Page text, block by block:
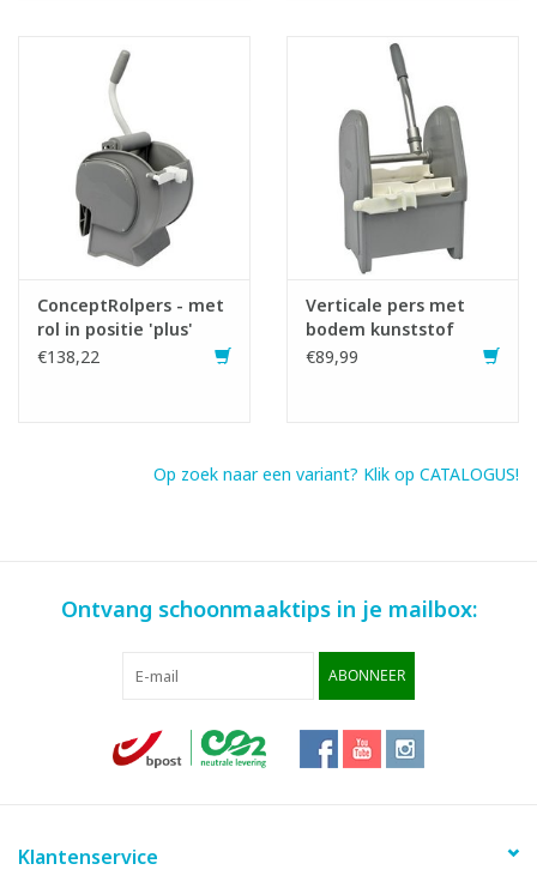
ConceptRolpers - met
rol in positie 'plus'
€138,22
Verticale pers met
bodem kunststof
€89,99
Op zoek naar een variant? Klik op CATALOGUS!
Ontvang schoonmaaktips in je mailbox:
ABONNEER
Klantenservice